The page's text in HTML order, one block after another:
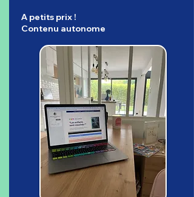
A petits prix !
Contenu autonome